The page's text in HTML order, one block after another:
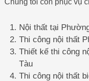
Nội thất tại
Thi công nội thất
Thiết kế thi công
Tàu
Thi công nội thất